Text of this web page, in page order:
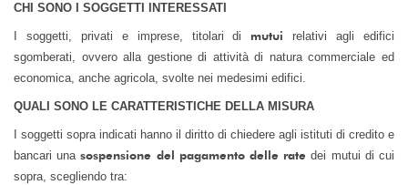
CHI SONO I SOGGETTI INTERESSATI
I soggetti, privati e imprese, titolari dimutui relativi agli edifici
sgomberati, ovvero alla gestione di attività di natura commerciale ed
economica, anche agricola, svolte nei medesimi edifici.
QUALI SONO LE CARATTERISTICHE DELLA MISURA
I soggetti sopra indicati hanno il diritto di chiedere agli istituti di credito e
bancari unasospensione del pagamento delle rate dei mutui di cui
sopra, scegliendo tra: